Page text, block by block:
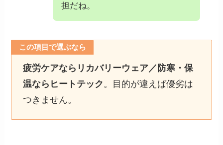
担だね。
この項目で選ぶなら
疲労ケアならリカバリーウェア／防寒・保
温ならヒートテック。目的が違えば優劣は
つきません。